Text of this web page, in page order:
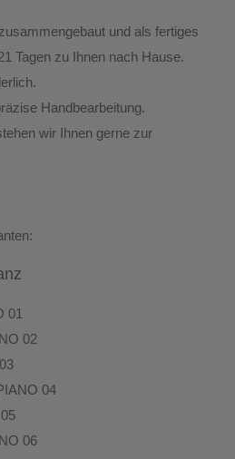
und als fertiges
Tagen zu Ihnen nach Hause.
Handbearbeitung.
wir Ihnen gerne zur
01
02
04
06